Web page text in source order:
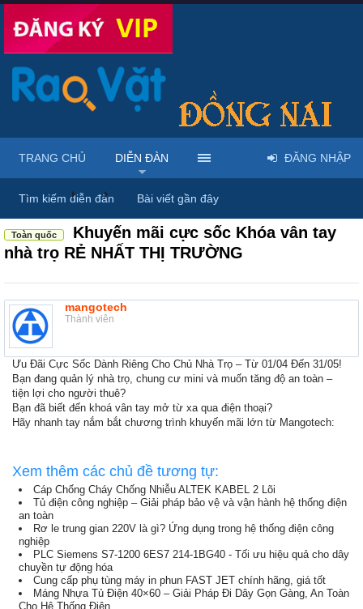
Diễn đàn ... Thiết bị điện & linh phụ kiện
Toàn quốc
Khuyến mãi cực sốc Khóa vân tay
nhà trọ RẺ NHẤT THỊ TRƯỜNG
mangotech
Thành viên
Ưu Đãi Cực Sốc Dành Riêng Cho Chủ Nhà Trọ – Từ 01/04 Đến 31/05!
Bạn đang quản lý nhà trọ, chung cư mini và muốn tăng độ an toàn –
tiện lợi cho người thuê?
Bạn đã biết đến khoá vân tay mở từ xa qua điện thoại?
Hãy nhanh tay nắm bắt chương trình khuyến mãi lớn từ Mangotech:
Xem thêm các chủ đề tương tự:
Cáp Chống Cháy Chống Nhiễu ALTEK KABEL 2 Lõi
Tủ điện công nghiệp – Giải pháp bảo vệ và vận hành hệ thống điện
an toàn
Rơ le trung gian 220V là gì? Ứng dụng trong hệ thống điện công
nghiệp
PLC Siemens S7-1200 6ES7 214-1BG40 - Tối ưu hiệu quả cho dây
chuyền tự động hóa
Cung cấp phụ tùng máy in phun FAST JET chính hãng, giá tốt
Máng Nhựa Tủ Điện 40×60 – Giải Pháp Đi Dây Gọn Gàng, An Toàn
Cho Hệ Thống Điện
TRANG CHỦ DIỄN ĐÀN
Tìm kiếm diễn đàn Bài viết gần đây
ĐĂNG NHẬP